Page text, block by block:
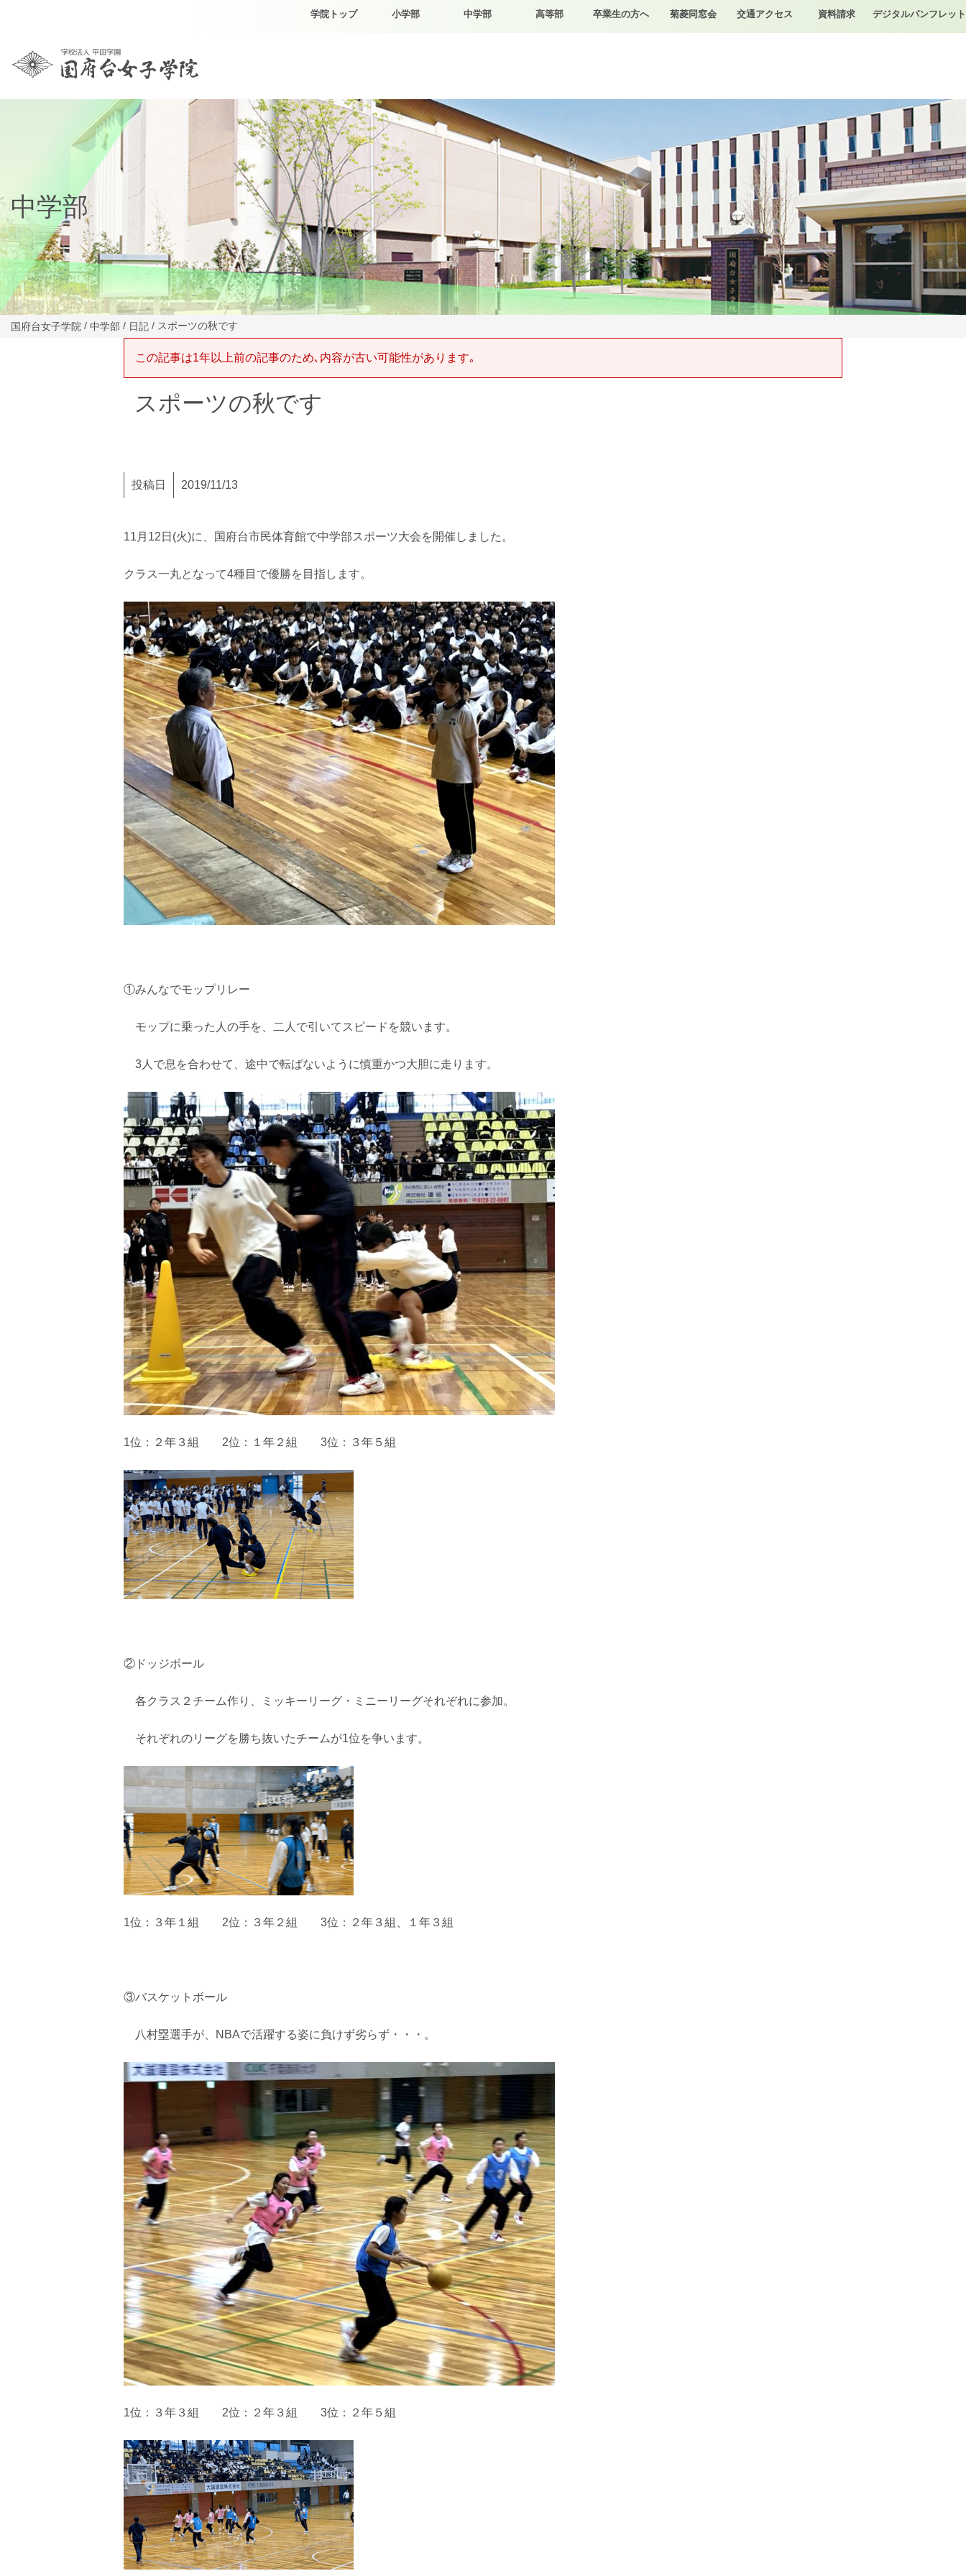
学院トップ 小学部 中学部 高等部 卒業生の方へ 菊菱同窓会 交通アクセス 資料請求 デジタルパンフレット
中学部
国府台女子学院 / 中学部 / 日記 / スポーツの秋です
この記事は1年以上前の記事のため､内容が古い可能性があります｡
スポーツの秋です
投稿日 2019/11/13
11月12日(火)に、国府台市民体育館で中学部スポーツ大会を開催しました。
クラス一丸となって4種目で優勝を目指します。
①みんなでモップリレー
モップに乗った人の手を、二人で引いてスピードを競います。
3人で息を合わせて、途中で転ばないように慎重かつ大胆に走ります。
1位：２年３組 2位：１年２組 3位：３年５組
②ドッジボール
各クラス２チーム作り、ミッキーリーグ・ミニーリーグそれぞれに参加。
それぞれのリーグを勝ち抜いたチームが1位を争います。
1位：３年１組 2位：３年２組 3位：２年３組、１年３組
③バスケットボール
八村塁選手が、NBAで活躍する姿に負けず劣らず・・・。
1位：３年３組 2位：２年３組 3位：２年５組